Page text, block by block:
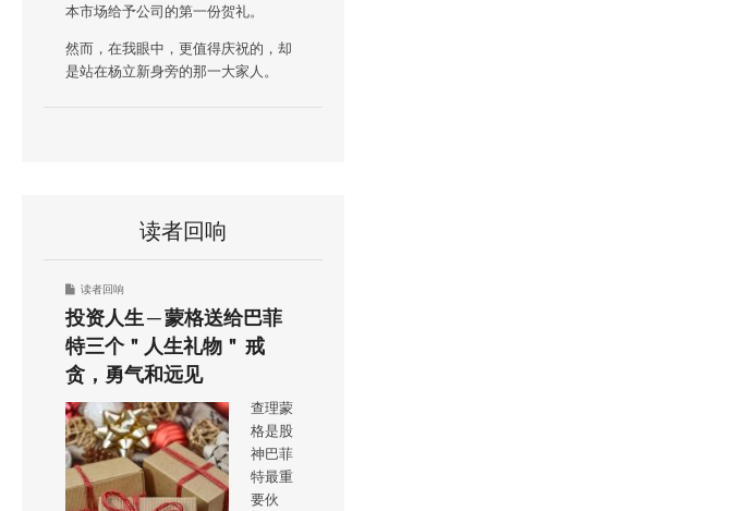
本市场给予公司的第一份贺礼。
然而，在我眼中，更值得庆祝的，却
是站在杨立新身旁的那一大家人。
读者回响
读者回响
投资人生 ─ 蒙格送给巴菲
特三个＂人生礼物＂ 戒
贪，勇气和远见
查理蒙
格是股
神巴菲
特最重
要伙